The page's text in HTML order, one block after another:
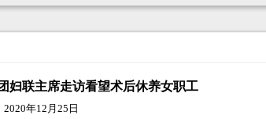
联主席走访看望术后休养女职工
年12月25日